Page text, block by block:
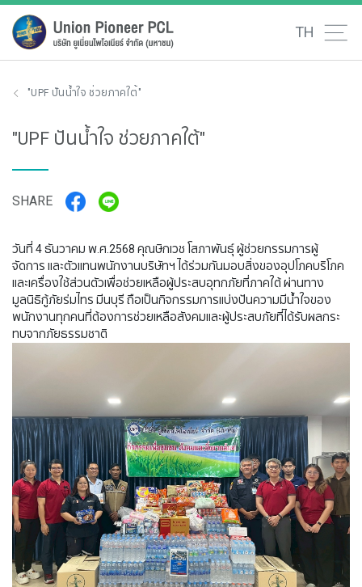
TH
"UPF ปันน้ำใจ ช่วยภาคใต้"
"UPF ปันน้ำใจ ช่วยภาคใต้"
SHARE
วันที่ 4 ธันวาคม พ.ศ.2568 คุณษิกเวช โสภาพันธุ์ ผู้ช่วยกรรมการผู้
จัดการ และตัวแทนพนักงานบริษัทฯ ได้ร่วมกันมอบสิ่งของอุปโภคบริโภค
และเครื่องใช้ส่วนตัวเพื่อช่วยเหลือผู้ประสบอุทกภัยที่ภาคใต้ ผ่านทาง
มูลนิธิกู้ภัยร่มไทร มีนบุรี ถือเป็นกิจกรรมการแบ่งปันความมีน้ำใจของ
พนักงานทุกคนที่ต้องการช่วยเหลือสังคมและผู้ประสบภัยที่ได้รับผลกระ
ทบจากภัยธรรมชาติ